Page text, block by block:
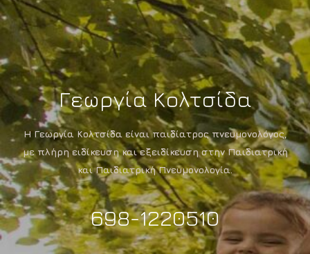
Γεωργία Κολτσίδα
Η Γεωργία Κολτσίδα είναι παιδίατρος πνευμονολόγος,
με πλήρη ειδίκευση και εξειδίκευση στην Παιδιατρική
και Παιδιατρική Πνευμονολογία.
698-1220510